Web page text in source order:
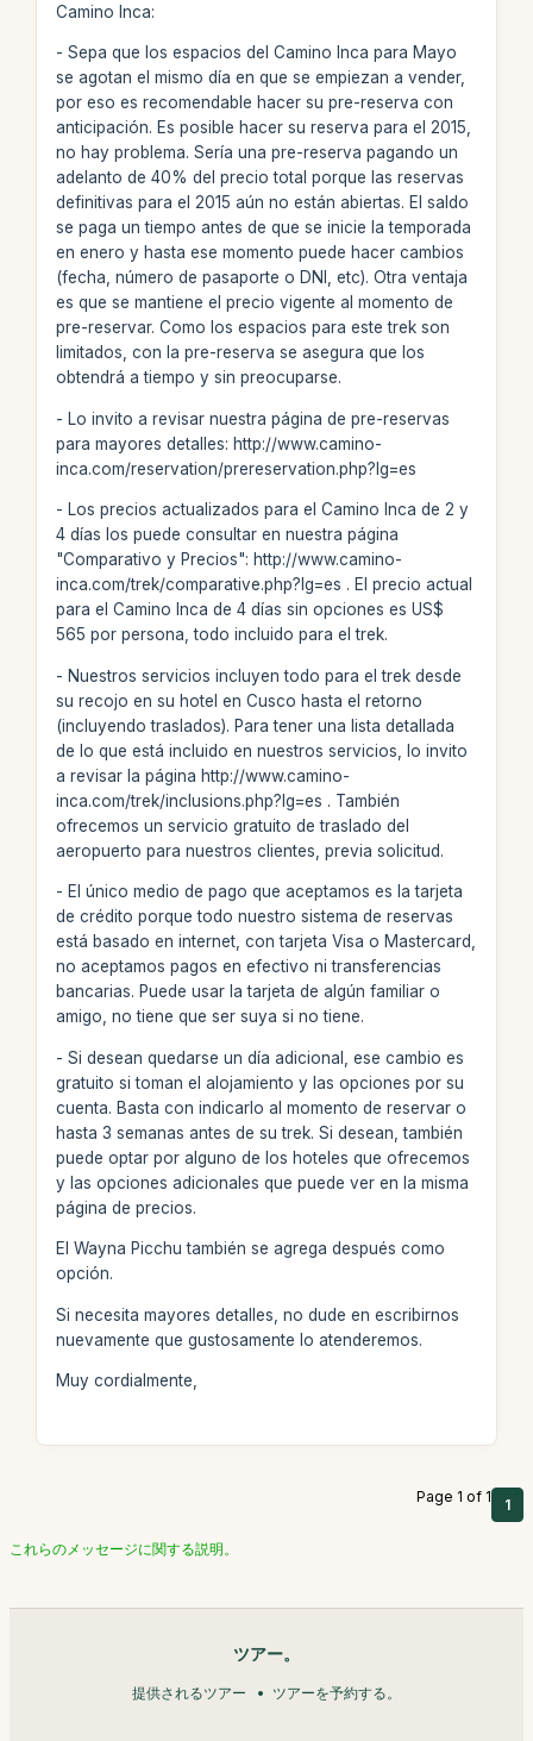
Camino Inca:
- Sepa que los espacios del Camino Inca para Mayo
se agotan el mismo día en que se empiezan a vender,
por eso es recomendable hacer su pre-reserva con
anticipación. Es posible hacer su reserva para el 2015,
no hay problema. Sería una pre-reserva pagando un
adelanto de 40% del precio total porque las reservas
definitivas para el 2015 aún no están abiertas. El saldo
se paga un tiempo antes de que se inicie la temporada
en enero y hasta ese momento puede hacer cambios
(fecha, número de pasaporte o DNI, etc). Otra ventaja
es que se mantiene el precio vigente al momento de
pre-reservar. Como los espacios para este trek son
limitados, con la pre-reserva se asegura que los
obtendrá a tiempo y sin preocuparse.
- Lo invito a revisar nuestra página de pre-reservas
para mayores detalles: http://www.camino-
inca.com/reservation/prereservation.php?lg=es
- Los precios actualizados para el Camino Inca de 2 y
4 días los puede consultar en nuestra página
"Comparativo y Precios": http://www.camino-
inca.com/trek/comparative.php?lg=es . El precio actual
para el Camino Inca de 4 días sin opciones es US$
565 por persona, todo incluido para el trek.
- Nuestros servicios incluyen todo para el trek desde
su recojo en su hotel en Cusco hasta el retorno
(incluyendo traslados). Para tener una lista detallada
de lo que está incluido en nuestros servicios, lo invito
a revisar la página http://www.camino-
inca.com/trek/inclusions.php?lg=es . También
ofrecemos un servicio gratuito de traslado del
aeropuerto para nuestros clientes, previa solicitud.
- El único medio de pago que aceptamos es la tarjeta
de crédito porque todo nuestro sistema de reservas
está basado en internet, con tarjeta Visa o Mastercard,
no aceptamos pagos en efectivo ni transferencias
bancarias. Puede usar la tarjeta de algún familiar o
amigo, no tiene que ser suya si no tiene.
- Si desean quedarse un día adicional, ese cambio es
gratuito si toman el alojamiento y las opciones por su
cuenta. Basta con indicarlo al momento de reservar o
hasta 3 semanas antes de su trek. Si desean, también
puede optar por alguno de los hoteles que ofrecemos
y las opciones adicionales que puede ver en la misma
página de precios.
El Wayna Picchu también se agrega después como
opción.
Si necesita mayores detalles, no dude en escribirnos
nuevamente que gustosamente lo atenderemos.
Muy cordialmente,
Page 1 of 1 1
これらのメッセージに関する説明。
ツアー。
提供されるツアー ツアーを予約する。